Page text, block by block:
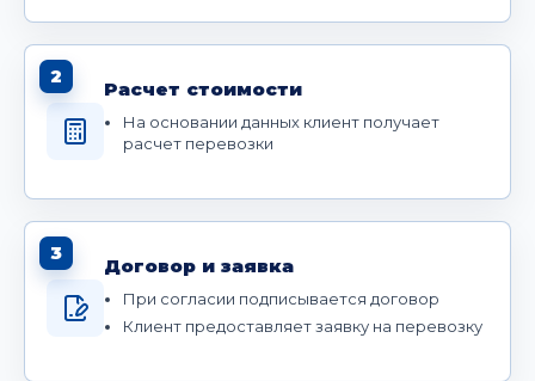
2
Расчет стоимости
На основании данных клиент получает
расчет перевозки
3
Договор и заявка
При согласии подписывается договор
Клиент предоставляет заявку на перевозку